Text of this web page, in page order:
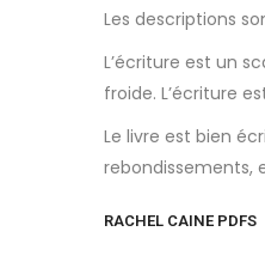
Les descriptions
L’écriture est un
froide. L’écriture
Le livre est bien
rebondissements,
RACHEL CAINE PDFS